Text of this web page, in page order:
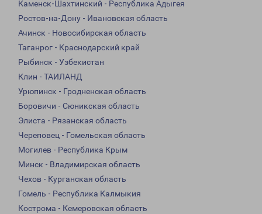
Каменск-Шахтинский - Республика Адыгея
Ростов-на-Дону - Ивановская область
Ачинск - Новосибирская область
Таганрог - Краснодарский край
Рыбинск - Узбекистан
Клин - ТАИЛАНД
Урюпинск - Гродненская область
Боровичи - Сюникская область
Элиста - Рязанская область
Череповец - Гомельская область
Могилев - Республика Крым
Минск - Владимирская область
Чехов - Курганская область
Гомель - Республика Калмыкия
Кострома - Кемеровская область